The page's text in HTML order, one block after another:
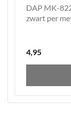
DAP MK-
zwart per
4,95